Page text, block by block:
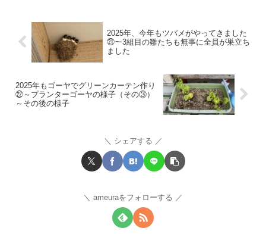
2025年、今年もツバメがやってきました
㉑～3組目の雛たちも無事に全員が巣立ち
ました
2025年もゴーヤでグリーンカーテン作り
㉒～プランターゴーヤの様子（その③）
～その後の様子
シェアする
ameuraをフォローする